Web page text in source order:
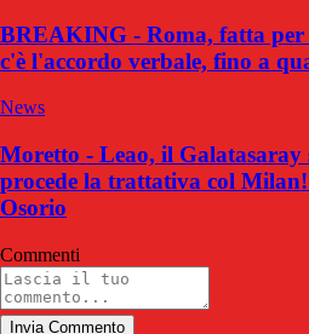
BREAKING - Roma, fatta
c'è l'accordo verbale, fino a
News
Moretto - Leao, il Galatasaray
procede la trattativa col
Osorio
Commenti
Invia Commento